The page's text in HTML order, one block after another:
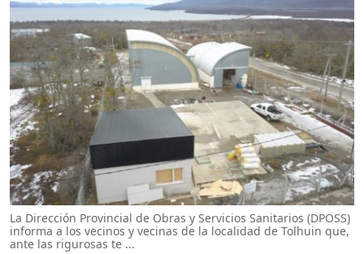
La Dirección Provincial de Obras y Servicios Sanitarios (DPOSS)
informa a los vecinos y vecinas de la localidad de Tolhuin que,
ante las rigurosas te ...